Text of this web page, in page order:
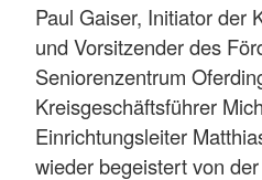
Paul Gaiser, Initiator der
und Vorsitzender des
Seniorenzentrum
Kreisgeschäftsführer
Einrichtungsleiter
wieder begeistert von